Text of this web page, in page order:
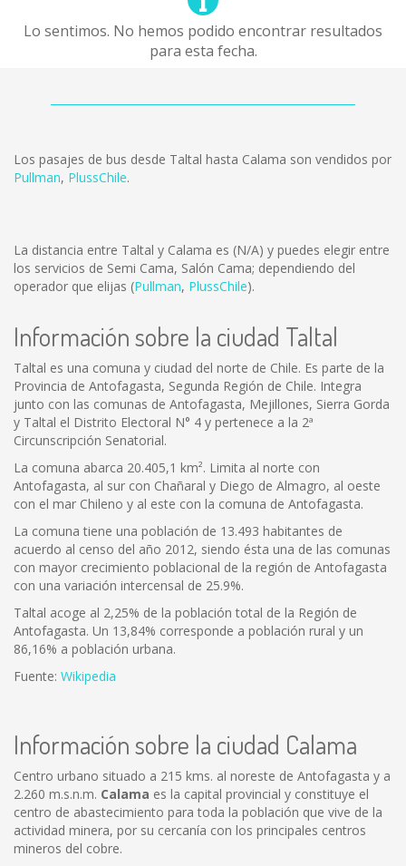
Lo sentimos. No hemos podido encontrar resultados
para esta fecha.
Los pasajes de bus desde Taltal hasta Calama son vendidos por
Pullman, PlussChile.
La distancia entre Taltal y Calama es (N/A) y puedes elegir entre
los servicios de Semi Cama, Salón Cama; dependiendo del
operador que elijas (Pullman, PlussChile).
Información sobre la ciudad Taltal
Taltal es una comuna y ciudad del norte de Chile. Es parte de la
Provincia de Antofagasta, Segunda Región de Chile. Integra
junto con las comunas de Antofagasta, Mejillones, Sierra Gorda
y Taltal el Distrito Electoral N° 4 y pertenece a la 2ª
Circunscripción Senatorial.
La comuna abarca 20.405,1 km². Limita al norte con
Antofagasta, al sur con Chañaral y Diego de Almagro, al oeste
con el mar Chileno y al este con la comuna de Antofagasta.
La comuna tiene una población de 13.493 habitantes de
acuerdo al censo del año 2012, siendo ésta una de las comunas
con mayor crecimiento poblacional de la región de Antofagasta
con una variación intercensal de 25.9%.
Taltal acoge al 2,25% de la población total de la Región de
Antofagasta. Un 13,84% corresponde a población rural y un
86,16% a población urbana.
Fuente: Wikipedia
Información sobre la ciudad Calama
Centro urbano situado a 215 kms. al noreste de Antofagasta y a
2.260 m.s.n.m. Calama es la capital provincial y constituye el
centro de abastecimiento para toda la población que vive de la
actividad minera, por su cercanía con los principales centros
mineros del cobre.